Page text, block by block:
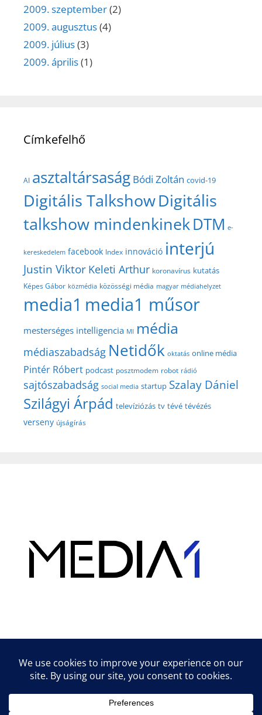
2009. szeptember(2)
2009. augusztus(4)
2009. július(3)
2009. április(1)
Címkefelhő
AI asztaltársaság Bódi Zoltán covid-19
Digitális TalkshowDigitális
talkshow mindenkinekDTM e-
kereskedelem facebook Index innováció interjú
Justin Viktor Keleti Arthur koronavírus kutatás
Képes Gábor közmédia közösségi média magyar médiahelyzet
media1 media1 műsor
mesterséges intelligencia MI média
médiaszabadság Netidők oktatás online média
Pintér Róbert podcast posztmodem robot rádió
sajtószabadság social media startup Szalay Dániel
Szilágyi Árpád televíziózás tv tévé tévézés
verseny újságírás
Lifestyle tippek & trükkök